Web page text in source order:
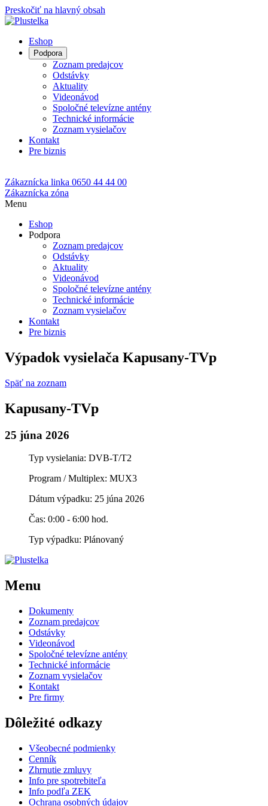
Preskočiť na hlavný obsah
Eshop
Podpora
Zoznam predajcov
Odstávky
Aktuality
Videonávod
Spoločné televízne antény
Technické informácie
Zoznam vysielačov
Kontakt
Pre biznis
Zákaznícka linka 0650 44 44 00
Zákaznícka zóna
Menu
Eshop
Podpora
Zoznam predajcov
Odstávky
Aktuality
Videonávod
Spoločné televízne antény
Technické informácie
Zoznam vysielačov
Kontakt
Pre biznis
Výpadok vysielača Kapusany-TVp
Späť na zoznam
Kapusany-TVp
25 júna 2026
Typ vysielania: DVB-T/T2
Program / Multiplex: MUX3
Dátum výpadku: 25 júna 2026
Čas: 0:00 - 6:00 hod.
Typ výpadku: Plánovaný
Menu
Dokumenty
Zoznam predajcov
Odstávky
Videonávod
Spoločné televízne antény
Technické informácie
Zoznam vysielačov
Kontakt
Pre firmy
Dôležité odkazy
Všeobecné podmienky
Cenník
Zhrnutie zmluvy
Info pre spotrebiteľa
Info podľa ZEK
Ochrana osobných údajov